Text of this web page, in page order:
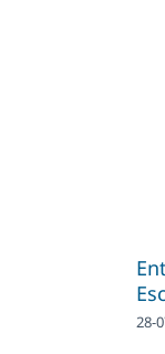
28-